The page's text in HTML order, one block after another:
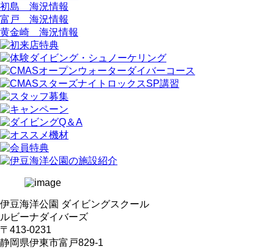
初島 海況情報
富戸 海況情報
黄金崎 海況情報
伊豆海洋公園 ダイビングスクール
ルビーナダイバーズ
〒413-0231
静岡県伊東市富戸829-1